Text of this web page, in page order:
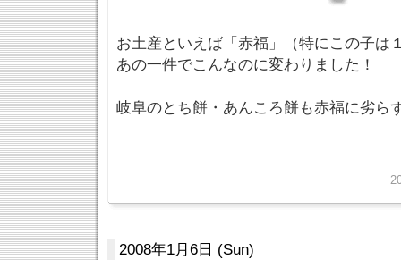
お土産といえば「赤福」（特にこの子は
あの一件でこんなのに変わりました！
岐阜のとち餅・あんころ餅も赤福に劣ら
2008年1月6日 (Sun)